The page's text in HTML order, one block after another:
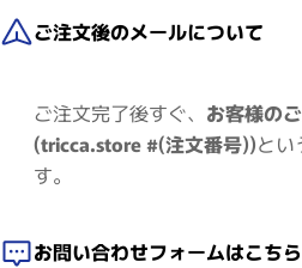
ご注文後のメールについて
ご注文完了後すぐ、 お客様の
(tricca.store #(注文番号))とい
す。
お問い合わせフォームはこちら